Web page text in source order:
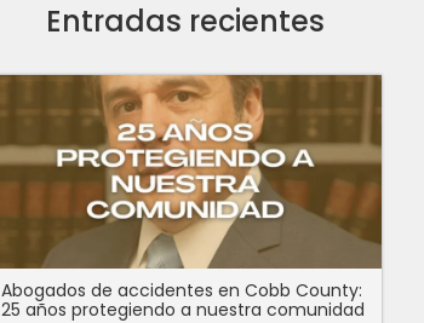
Entradas recientes
Abogados de accidentes en Cobb County:
25 años protegiendo a nuestra comunidad